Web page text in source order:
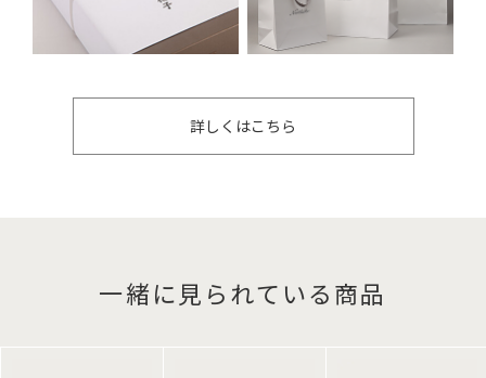
詳しくはこちら
一緒に見られている商品